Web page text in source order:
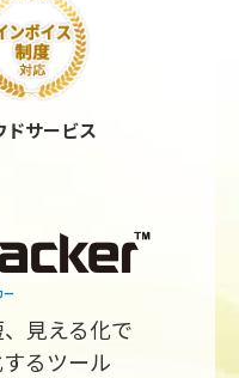
ドサービス
ー
見える化で
るツール